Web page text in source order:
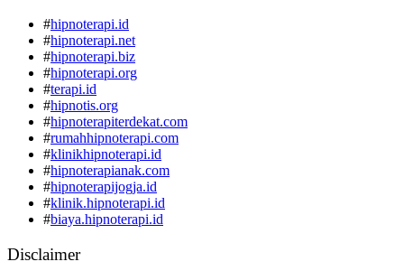
#hipnoterapi.id
#hipnoterapi.net
#hipnoterapi.biz
#hipnoterapi.org
#terapi.id
#hipnotis.org
#hipnoterapiterdekat.com
#rumahhipnoterapi.com
#klinikhipnoterapi.id
#hipnoterapianak.com
#hipnoterapijogja.id
#klinik.hipnoterapi.id
#biaya.hipnoterapi.id
Disclaimer